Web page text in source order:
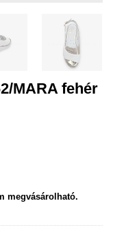
MARA fehér
megvásárolható.